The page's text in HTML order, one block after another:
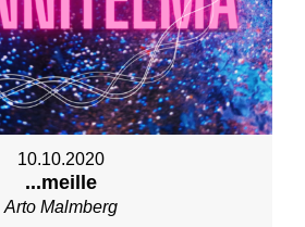
10.10.2020
...meille
Arto Malmberg